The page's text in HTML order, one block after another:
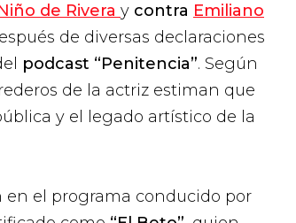
de Rivera y contra Emiliano
de diversas declaraciones
podcast “Penitencia”. Según
de la actriz estiman que
y el legado artístico de la
en el programa conducido por